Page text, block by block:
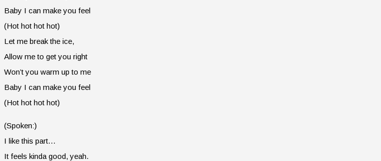
Baby I can make you feel
(Hot hot hot hot)
Let me break the ice,
Allow me to get you right
Won’t you warm up to me
Baby I can make you feel
(Hot hot hot hot)
(Spoken:)
I like this part…
It feels kinda good, yeah.